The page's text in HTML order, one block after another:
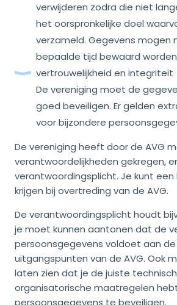
verwijderen zodra die niet
het oorspronkelijke doel
verzameld. Gegevens mogen
bepaalde tijd bewaard
vertrouwelijkheid en integriteit
De vereniging moet de
goed beveiligen. Er gelden
voor bijzondere
De vereniging heeft door de AVG
verantwoordelijkheden gekregen,
verantwoordingsplicht. Je kunt
krijgen bij overtreding van de AVG.
De verantwoordingsplicht houdt
je moet kunnen aantonen dat de
persoonsgegevens voldoet aan
uitgangspunten van de AVG. Ook
laten zien dat je de juiste
organisatorische maatregelen
persoonsgegevens te beveiligen.